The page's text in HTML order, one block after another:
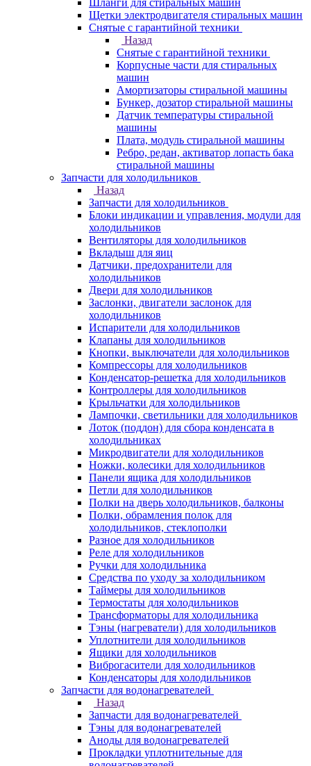
Шланги для стиральных машин
Щетки электродвигателя стиральных машин
Снятые с гарантийной техники
Назад
Снятые с гарантийной техники
Корпусные части для стиральных
машин
Амортизаторы стиральной машины
Бункер, дозатор стиральной машины
Датчик температуры стиральной
машины
Плата, модуль стиральной машины
Ребро, редан, активатор лопасть бака
стиральной машины
Запчасти для холодильников
Назад
Запчасти для холодильников
Блоки индикации и управления, модули для
холодильников
Вентиляторы для холодильников
Вкладыш для яиц
Датчики, предохранители для
холодильников
Двери для холодильников
Заслонки, двигатели заслонок для
холодильников
Испарители для холодильников
Клапаны для холодильников
Кнопки, выключатели для холодильников
Компрессоры для холодильников
Конденсатор-решетка для холодильников
Контроллеры для холодильников
Крыльчатки для холодильников
Лампочки, светильники для холодильников
Лоток (поддон) для сбора конденсата в
холодильниках
Микродвигатели для холодильников
Ножки, колесики для холодильников
Панели ящика для холодильников
Петли для холодильников
Полки на дверь холодильников, балконы
Полки, обрамления полок для
холодильников, стеклополки
Разное для холодильников
Реле для холодильников
Ручки для холодильника
Средства по уходу за холодильником
Таймеры для холодильников
Термостаты для холодильников
Трансформаторы для холодильника
Тэны (нагреватели) для холодильников
Уплотнители для холодильников
Ящики для холодильников
Виброгасители для холодильников
Конденсаторы для холодильников
Запчасти для водонагревателей
Назад
Запчасти для водонагревателей
Тэны для водонагревателей
Аноды для водонагревателей
Прокладки уплотнительные для